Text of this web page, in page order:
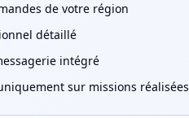
de votre région
détaillé
intégré
sur missions réalisées